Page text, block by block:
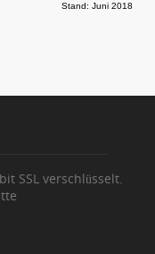
Stand: Juni 2018
SSL verschlüsselt.